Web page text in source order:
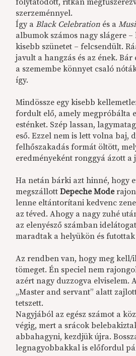
szerzeménnyel.
Így aBlack Celebration és a
albumok számos nagy slágere
kisebb szünetet – felcsendült.
javult a hangzás és az ének. Bár
a szemembe könnyet csaló
így.
Mindössze egy kisebb
fordult elő, amely megpróbálta
esténket. Szép lassan,
eső. Ezzel nem is lett volna baj,
felhőszakadás formát öltött,
eredményeként ronggyá ázott a
Ha netán bárki azt hinné, hogy
megszállottDepeche Mode
lenne eltántorítani kedvenc
az téved. Ahogy a nagy zuhé
az elenyésző számban
maradtak a helyükön és
Az rendben van, hogy meg
tömeget. Én speciel nem
azért nagy duzzogva elviselem.
„Master and servant” alatt
tetszett.
Nagyjából az egész számot a
végig, mert a srácok
abbahagyni, kezdjük újra.
legnagyobbakkal is előfordul